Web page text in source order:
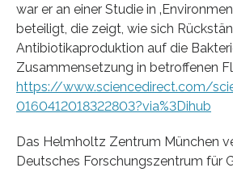
war er an einer Studie in
beteiligt, die zeigt, wie sich
Antibiotikaproduktion auf die
Zusammensetzung in betroffenen
https://www.sciencedirect.com/
0160412018322803?via%3Dihub
Das Helmholtz Zentrum München
Deutsches Forschungszentrum für